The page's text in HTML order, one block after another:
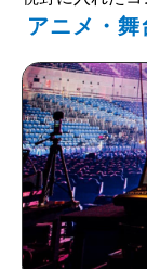
アニメ・